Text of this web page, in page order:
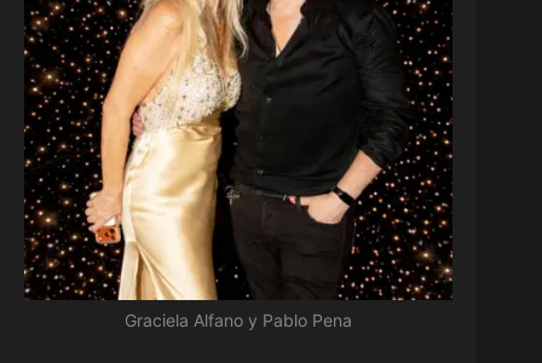
Graciela Alfano y Pablo Pena